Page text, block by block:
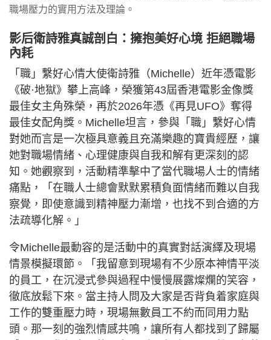
職場壓力的實用方法及理論。
影后衛詩雅真誠剖白：擁抱美好心境 拒絕職場
內耗
「職」繫好心情大使衛詩雅（Michelle）近年憑電影
《破·地獄》攀上高峰，榮獲第43屆香港電影金像獎
最佳女主角殊榮，再於2026年憑《再見UFO》奪得
最佳女配角獎。Michelle坦言，參與「職」繫好心情
對她而言是一次極具意義且充滿樂趣的寶貴經歷，讓
她對職場情緒、心理健康與自我和解有更深刻的認
知。她觀察到，活動精準擊中了當代職場人士的情緒
痛點，「在職人士總會默默累積負面情緒而難以自我
察覺，即使意識到精神壓力漸增，也找不到合適的方
法疏導化解。」
令Michelle最動容的是活動中的真實對話演繹及現場
情景模擬環節。「我留意到現場有不少原本神情平淡
的員工，在沉浸式參與過程中慢慢展露燦爛的笑容，
徹底放鬆下來。當主持人問及大家是否背負着家庭與
工作的雙重壓力時，現場無數員工不約而同用力點
頭。那一刻的強烈情感共鳴，讓所有人都找到了歸屬